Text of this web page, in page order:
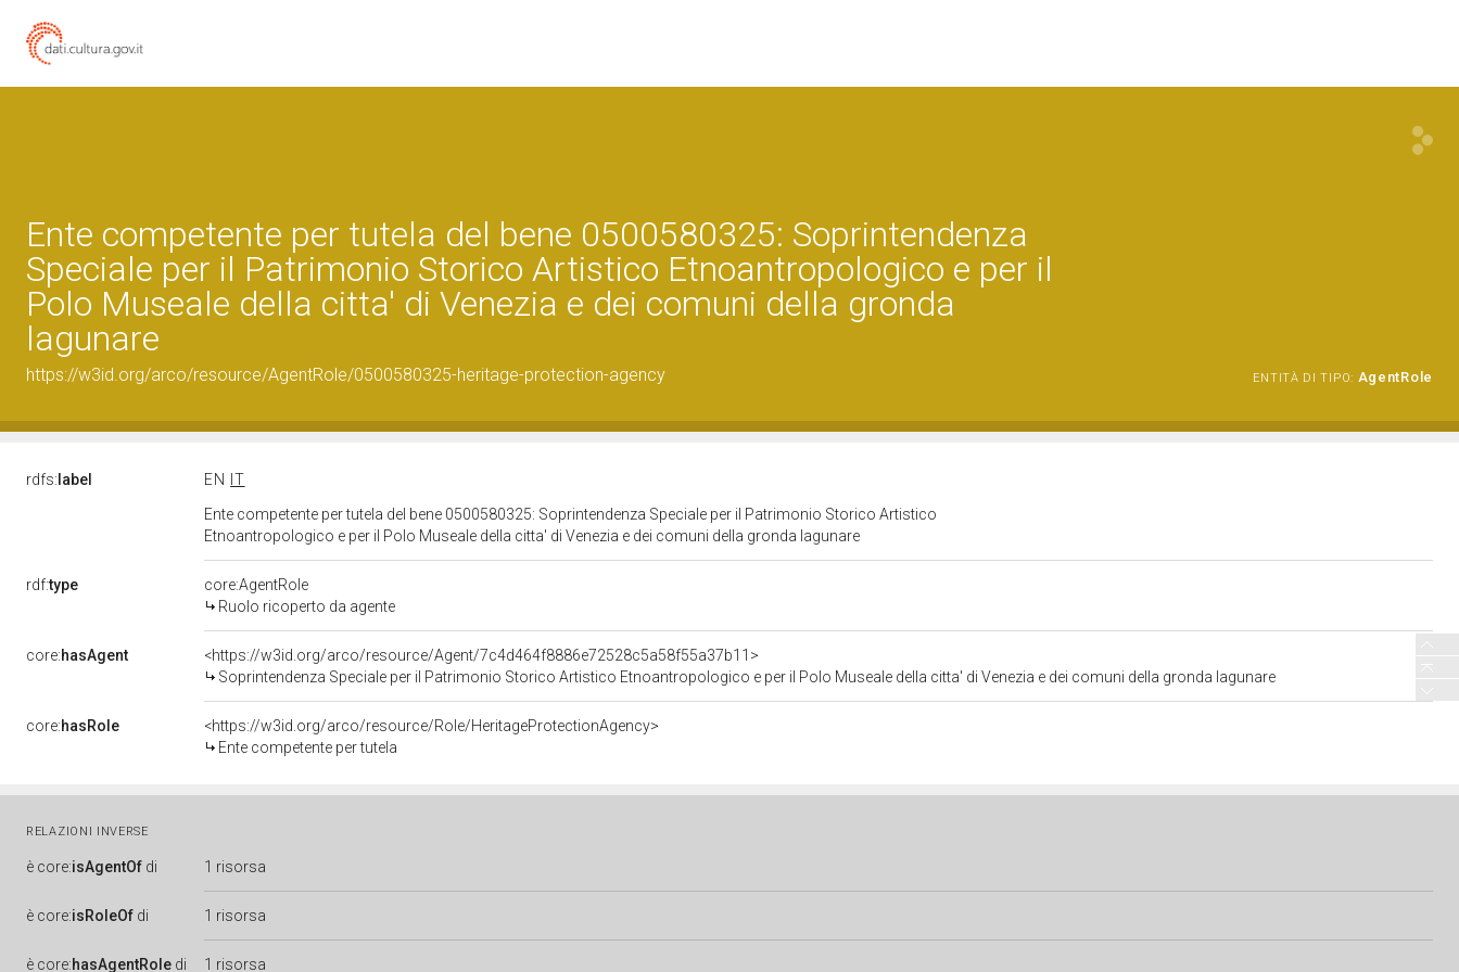
Ente competente per tutela del bene 0500580325: Soprintendenza
Speciale per il Patrimonio Storico Artistico Etnoantropologico e per il
Polo Museale della citta' di Venezia e dei comuni della gronda
lagunare
https://w3id.org/arco/resource/AgentRole/0500580325-heritage-protection-agency ENTITÀ DI TIPO: AgentRole
rdfs: label EN
IT
Ente competente per tutela del bene 0500580325: Soprintendenza Speciale per il Patrimonio Storico Artistico
Etnoantropologico e per il Polo Museale della citta' di Venezia e dei comuni della gronda lagunare
rdf:type
core:AgentRole
Ruolo ricoperto da agente
core:hasAgent
<https://w3id.org/arco/resource/Agent/7c4d464f8886e72528c5a58f55a37b11>
Soprintendenza Speciale per il Patrimonio Storico Artistico Etnoantropologico e per il Polo Museale della citta' di Venezia e dei comuni della gronda lagunare
core:hasRole
<https://w3id.org/arco/resource/Role/HeritageProtectionAgency>
Ente competente per tutela
RELAZIONI INVERSE
è core:isAgentOf di 1 risorsa
è core:isRoleOf di 1 risorsa
è core:hasAgentRole di 1 risorsa